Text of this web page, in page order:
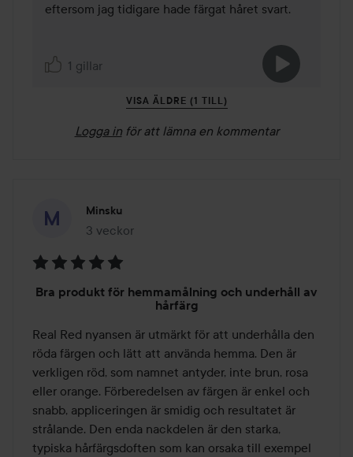
eftersom jag tidigare hade färgat håret svart.
1 gillar
VISA ÄLDRE (1 TILL)
Logga in för att lämna en kommentar
Minsku
3 veckor
Inlägget skapades 3 veckor
5
5
Bra produkt för hemmamålning och underhåll av
hårfärg
Real Red nyansen är utmärkt för att underhålla den
röda färgen och lätt att använda hemma. Den är
verkligen röd, som namnet antyder, inte brun, rosa
eller orange. Förberedelsen av färgen är enkel och
snabb, appliceringen är smidig och resultatet är
strålande. Den enda nackdelen är den starka,
typiska hårfärgsdoften som kan orsaka till exempel